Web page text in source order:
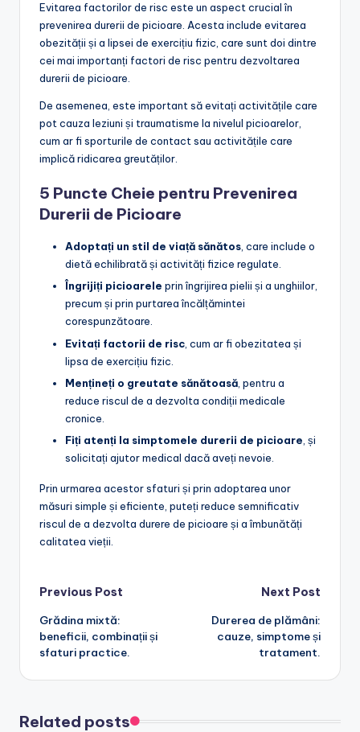
Evitarea factorilor de risc este un aspect crucial în
prevenirea durerii de picioare. Acesta include evitarea
obezității și a lipsei de exercițiu fizic, care sunt doi dintre
cei mai importanți factori de risc pentru dezvoltarea
durerii de picioare.
De asemenea, este important să evitați activitățile care
pot cauza leziuni și traumatisme la nivelul picioarelor,
cum ar fi sporturile de contact sau activitățile care
implică ridicarea greutăților.
5 Puncte Cheie pentru Prevenirea
Durerii de Picioare
Adoptați un stil de viață sănătos, care include o
dietă echilibrată și activități fizice regulate.
Îngrijiți picioarele prin îngrijirea pielii și a unghiilor,
precum și prin purtarea încălțămintei
corespunzătoare.
Evitați factorii de risc , cum ar fi obezitatea și
lipsa de exercițiu fizic.
Mențineți o greutate sănătoasă , pentru a
reduce riscul de a dezvolta condiții medicale
cronice.
Fiți atenți la simptomele durerii de picioare , și
solicitați ajutor medical dacă aveți nevoie.
Prin urmarea acestor sfaturi și prin adoptarea unor
măsuri simple și eficiente, puteți reduce semnificativ
riscul de a dezvolta durere de picioare și a îmbunătăți
calitatea vieții.
Post
navigation
Previous Post
Grădina mixtă:
beneficii, combinații și
sfaturi practice.
Next Post
Durerea de plămâni:
cauze, simptome și
tratament.
Related posts